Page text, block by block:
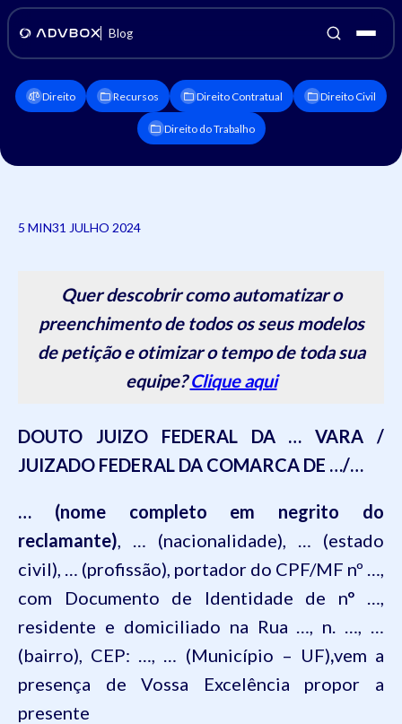
Blog
Direito Recursos Direito Contratual Direito Civil
Direito do Trabalho
5 MIN31 JULHO 2024
Quer descobrir como automatizar o
preenchimento de todos os seus modelos
de petição e otimizar o tempo de toda sua
equipe?Clique aqui
DOUTO JUIZO FEDERAL DA … VARA /
JUIZADO FEDERAL DA COMARCA DE …/…
… (nome completo em negrito do
reclamante), … (nacionalidade), … (estado
civil), … (profissão), portador do CPF/MF nº …,
com Documento de Identidade de n° …,
residente e domiciliado na Rua …, n. …, …
(bairro), CEP: …, … (Município – UF),vem a
presença de Vossa Excelência propor a
presente